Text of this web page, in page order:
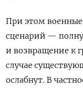
При этом военные
сценарий —
и возвращение к
случае
ослабнут. В